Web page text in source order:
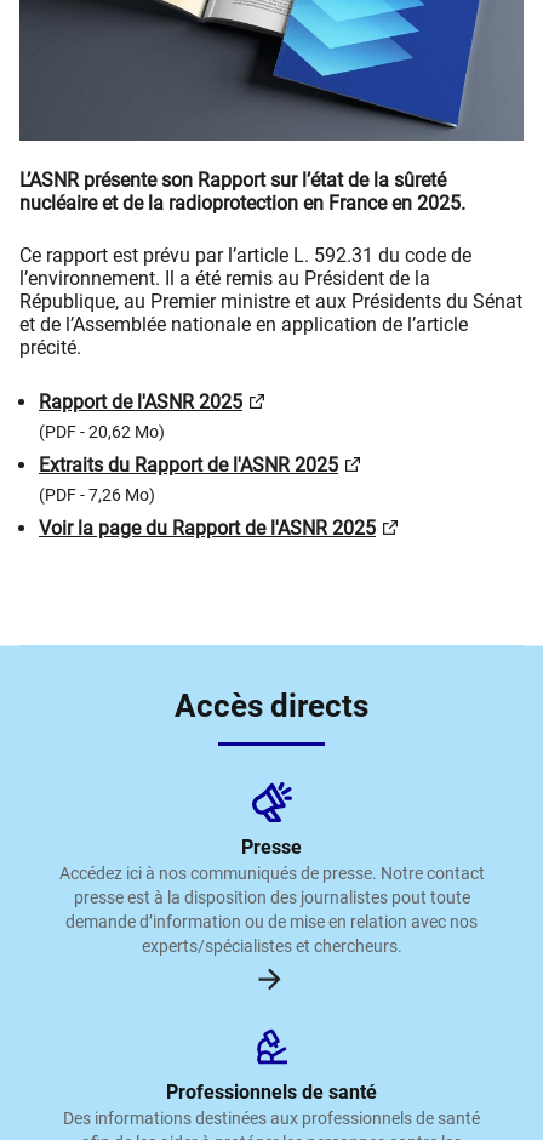
L’ASNR présente son Rapport sur l’état de la sûreté
nucléaire et de la radioprotection en France en 2025.
Ce rapport est prévu par l’article L. 592.31 du code de
l’environnement. Il a été remis au Président de la
République, au Premier ministre et aux Présidents du Sénat
et de l’Assemblée nationale en application de l’article
précité.
Rapport de l'ASNR 2025
(PDF - 20,62 Mo)
Extraits du Rapport de l'ASNR 2025
(PDF - 7,26 Mo)
Voir la page du Rapport de l'ASNR 2025
Accès directs
Presse
Accédez ici à nos communiqués de presse. Notre contact
presse est à la disposition des journalistes pout toute
demande d’information ou de mise en relation avec nos
experts/spécialistes et chercheurs.
Professionnels de santé
Des informations destinées aux professionnels de santé